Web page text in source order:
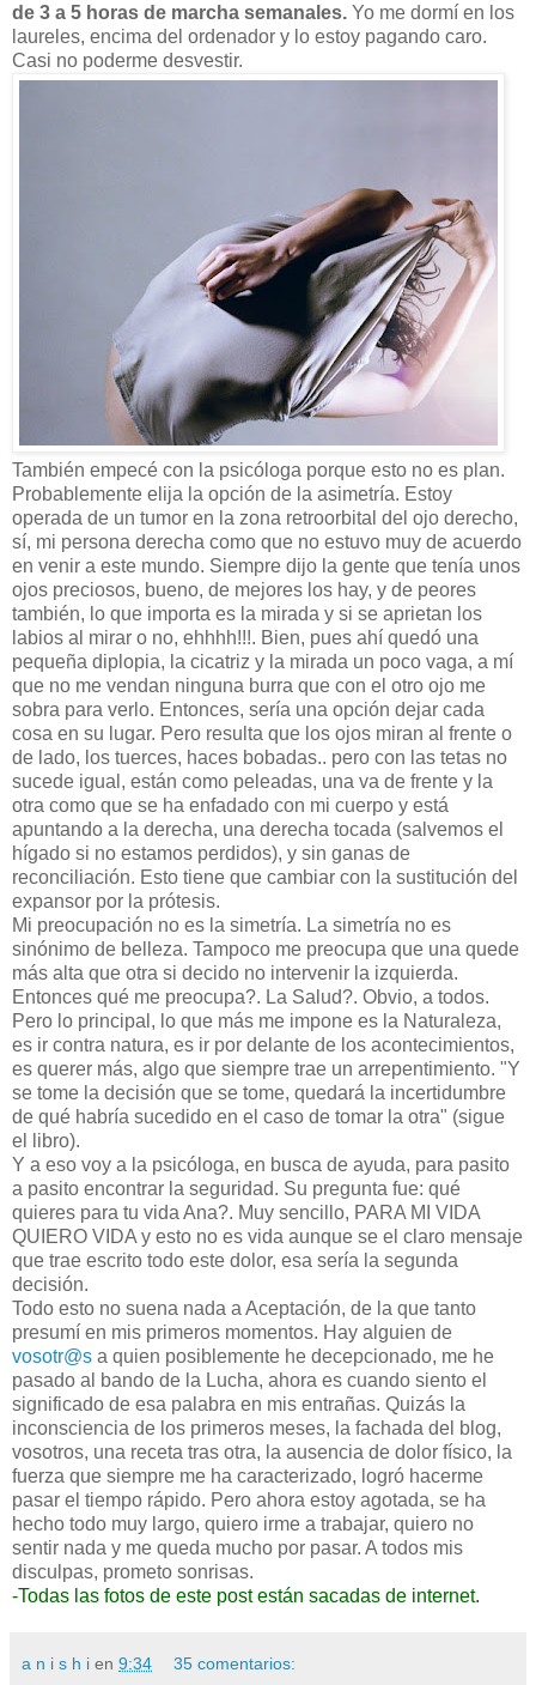
de 3 a 5 horas de marcha semanales. Yo me dormí en los
laureles, encima del ordenador y lo estoy pagando caro.
Casi no poderme desvestir.
También empecé con la psicóloga porque esto no es plan.
Probablemente elija la opción de la asimetría. Estoy
operada de un tumor en la zona retroorbital del ojo derecho,
sí, mi persona derecha como que no estuvo muy de acuerdo
en venir a este mundo. Siempre dijo la gente que tenía unos
ojos preciosos, bueno, de mejores los hay, y de peores
también, lo que importa es la mirada y si se aprietan los
labios al mirar o no, ehhhh!!!. Bien, pues ahí quedó una
pequeña diplopia, la cicatriz y la mirada un poco vaga, a mí
que no me vendan ninguna burra que con el otro ojo me
sobra para verlo. Entonces, sería una opción dejar cada
cosa en su lugar. Pero resulta que los ojos miran al frente o
de lado, los tuerces, haces bobadas.. pero con las tetas no
sucede igual, están como peleadas, una va de frente y la
otra como que se ha enfadado con mi cuerpo y está
apuntando a la derecha, una derecha tocada (salvemos el
hígado si no estamos perdidos), y sin ganas de
reconciliación. Esto tiene que cambiar con la sustitución del
expansor por la prótesis.
Mi preocupación no es la simetría. La simetría no es
sinónimo de belleza. Tampoco me preocupa que una quede
más alta que otra si decido no intervenir la izquierda.
Entonces qué me preocupa?. La Salud?. Obvio, a todos.
Pero lo principal, lo que más me impone es la Naturaleza,
es ir contra natura, es ir por delante de los acontecimientos,
es querer más, algo que siempre trae un arrepentimiento. "Y
se tome la decisión que se tome, quedará la incertidumbre
de qué habría sucedido en el caso de tomar la otra" (sigue
el libro).
Y a eso voy a la psicóloga, en busca de ayuda, para pasito
a pasito encontrar la seguridad. Su pregunta fue: qué
quieres para tu vida Ana?. Muy sencillo, PARA MI VIDA
QUIERO VIDA y esto no es vida aunque se el claro mensaje
que trae escrito todo este dolor, esa sería la segunda
decisión.
Todo esto no suena nada a Aceptación, de la que tanto
presumí en mis primeros momentos. Hay alguien de
vosotr@s a quien posiblemente he decepcionado, me he
pasado al bando de la Lucha, ahora es cuando siento el
significado de esa palabra en mis entrañas. Quizás la
inconsciencia de los primeros meses, la fachada del blog,
vosotros, una receta tras otra, la ausencia de dolor físico, la
fuerza que siempre me ha caracterizado, logró hacerme
pasar el tiempo rápido. Pero ahora estoy agotada, se ha
hecho todo muy largo, quiero irme a trabajar, quiero no
sentir nada y me queda mucho por pasar. A todos mis
disculpas, prometo sonrisas.
-Todas las fotos de este post están sacadas de internet.
a n i s h i en 9:34 35 comentarios: